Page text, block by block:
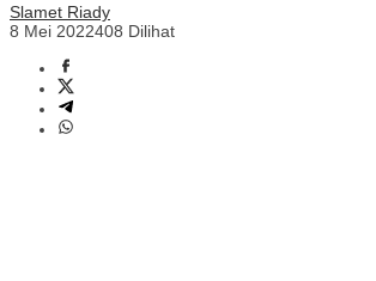
Slamet Riady
8 Mei 2022408 Dilihat